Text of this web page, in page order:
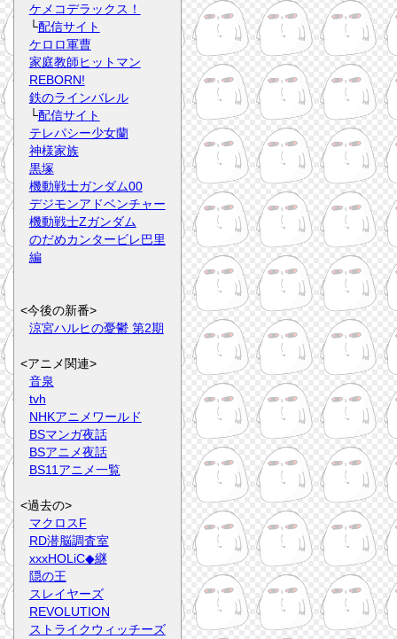
ケメコデラックス！
└配信サイト
ケロロ軍曹
家庭教師ヒットマン
REBORN!
鉄のラインバレル
└配信サイト
テレパシー少女蘭
神様家族
黒塚
機動戦士ガンダム00
デジモンアドベンチャー
機動戦士Zガンダム
のだめカンタービレ巴里
編
<今後の新番>
涼宮ハルヒの憂鬱 第2期
<アニメ関連>
音泉
tvh
NHKアニメワールド
BSマンガ夜話
BSアニメ夜話
BS11アニメ一覧
<過去の>
マクロスF
RD潜脳調査室
xxxHOLiC◆継
隠の王
スレイヤーズ
REVOLUTION
ストライクウィッチーズ